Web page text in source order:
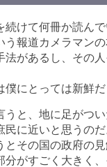
続けて何冊か読ん
う報道カメラマン
法があるし、その
僕にとっては新鮮
うと、地に足がつ
民に近いと思うの
とその国の政府の
分がすごく大きく